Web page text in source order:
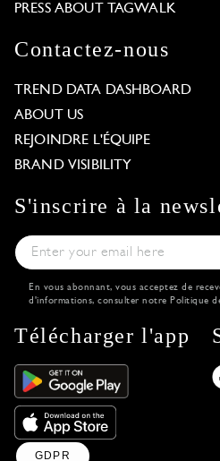
PRESS ABOUT TAGWALK
Contactez-nous
TREND DATA DASHBOARD
ABOUT US
REJOINDRE L'ÉQUIPE
BRAND VISIBILITY
S'inscrire à la
En vous abonnant, vous acceptez de
d'informations, consulter notre Politique
Télécharger l'app
GDPR